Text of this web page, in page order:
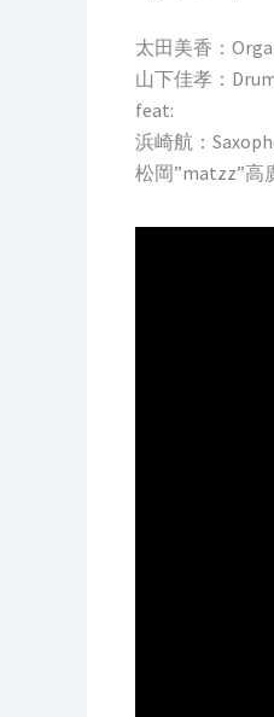
太田美香：
山下佳孝：
feat:
浜崎航：
松岡”matzz”高